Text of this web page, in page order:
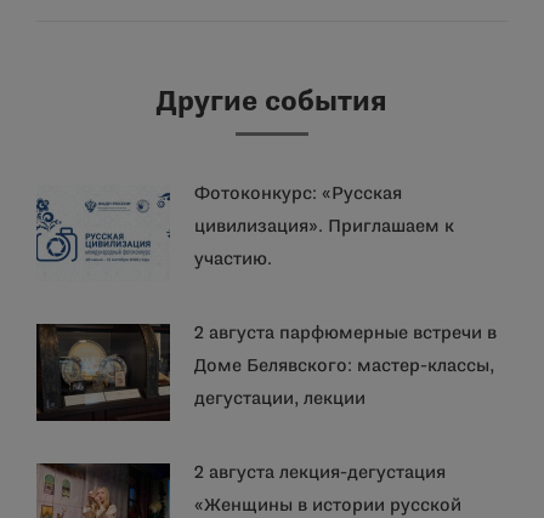
Другие события
Фотоконкурс: «Русская
цивилизация». Приглашаем к
участию.
2 августа парфюмерные встречи в
Доме Белявского: мастер-классы,
дегустации, лекции
2 августа лекция-дегустация
«Женщины в истории русской